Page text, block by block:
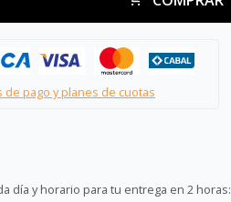
de pago y planes de cuotas
día y horario para tu entrega en 2 horas: